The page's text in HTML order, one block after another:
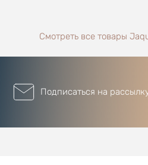
Смотреть все товары
Подписаться на